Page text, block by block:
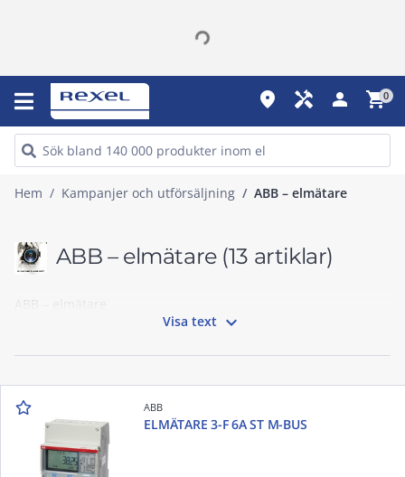
place handyman person shopping_cart0
Hem Kampanjer och utförsäljning ABB – elmätare
ABB – elmätare (13 artiklar)
ABB – elmätare
Visa text 
ABB
ELMÄTARE 3-F 6A ST M-BUS